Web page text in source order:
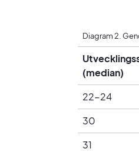
Diagram 2.
(median)
22-24
30
31